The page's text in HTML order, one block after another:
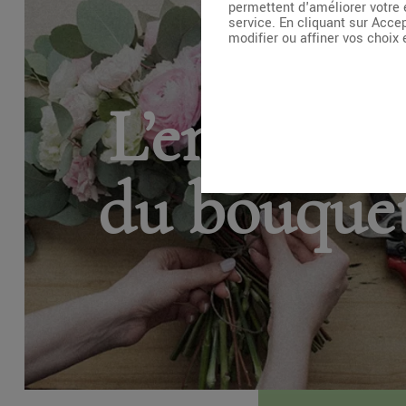
L’entretien
du
permettent d'améliorer votre
service. En cliquant sur
modifier ou affiner vos choix